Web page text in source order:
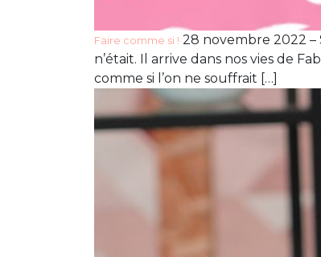
Faire comme si ! 28 novembre 2022 –
n’était. Il arrive dans nos vies de
comme si l’on ne souffrait […]